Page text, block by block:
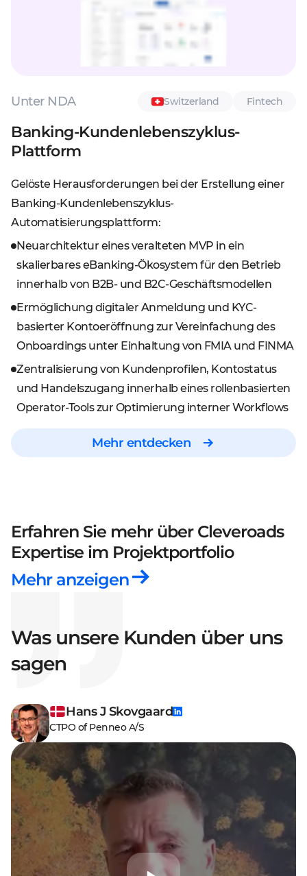
Unter NDA Switzerland Fintech
Banking-Kundenlebenszyklus-
Plattform
Gelöste Herausforderungen bei der Erstellung einer
Banking-Kundenlebenszyklus-
Automatisierungsplattform:
Neuarchitektur eines veralteten MVP in ein
skalierbares eBanking-Ökosystem für den Betrieb
innerhalb von B2B- und B2C-Geschäftsmodellen
Ermöglichung digitaler Anmeldung und KYC-
basierter Kontoeröffnung zur Vereinfachung des
Onboardings unter Einhaltung von FMIA und FINMA
Zentralisierung von Kundenprofilen, Kontostatus
und Handelszugang innerhalb eines rollenbasierten
Operator-Tools zur Optimierung interner Workflows
Mehr entdecken
Erfahren Sie mehr über Cleveroads
Expertise im Projektportfolio
Mehr anzeigen
Was unsere Kunden über uns
sagen
Hans J Skovgaard
CTPO of Penneo A/S